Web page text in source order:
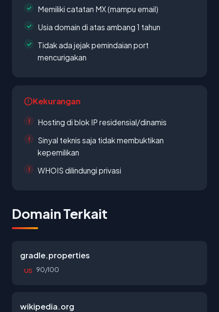
Memiliki catatan MX (mampu email)
Usia domain di atas ambang 1 tahun
Tidak ada jejak pemindaian port
mencurigakan
Kekurangan
Hosting di blok IP residensial/dinamis
Sinyal teknis saja tidak membuktikan
kepemilikan
WHOIS dilindungi privasi
Domain Terkait
gradle.properties
US 90/100
wikipedia.org